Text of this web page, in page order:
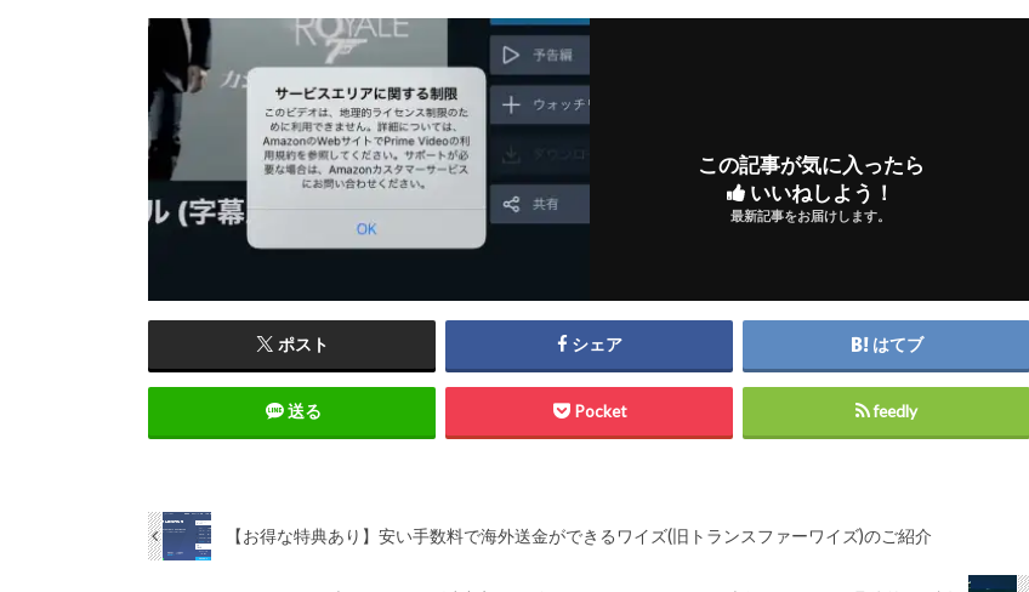
この記事が気に入ったら
いいねしよう！
最新記事をお届けします。
ポスト シェア はてブ
送る Pocket feedly
【お得な特典あり】安い手数料で海外送金ができるワイズ(旧トランスファーワイズ)のご紹介